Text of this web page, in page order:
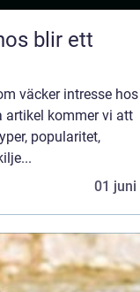
väcker intresse hos
artikel kommer vi att
popularitet,
01 juni